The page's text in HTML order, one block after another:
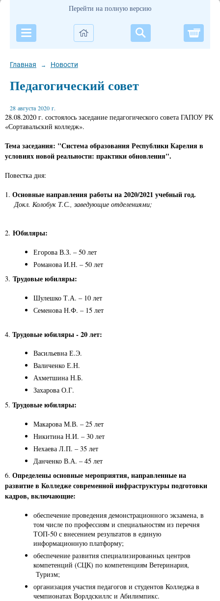
Перейти на полную версию
Главная → Новости
Педагогический совет
28 августа 2020 г.
28.08.2020 г. состоялось заседание педагогического совета ГАПОУ РК
«Сортавальский колледж».
Тема заседания: "Система образования Республики Карелия в
условиях новой реальности: практики обновления".
Повестка дня:
1. Основные направления работы на 2020/2021 учебный год.
Докл. Колобук Т.С., заведующие отделениями;
2. Юбиляры:
Егорова В.З. – 50 лет
Романова И.Н. – 50 лет
3. Трудовые юбиляры:
Шулешко Т.А. – 10 лет
Семенова Н.Ф. – 15 лет
4. Трудовые юбиляры - 20 лет:
Васильевна Е.Э.
Валиченко Е.Н.
Ахметшина Н.Б.
Захарова О.Г.
5. Трудовые юбиляры:
Макарова М.В. – 25 лет
Никитина Н.И. – 30 лет
Нехаева Л.П. – 35 лет
Данченко В.А. – 45 лет
6. Определены основные мероприятия, направленные на
развитие в Колледже современной инфраструктуры подготовки
кадров, включающие:
обеспечение проведения демонстрационного экзамена, в
том числе по профессиям и специальностям из перечня
ТОП-50 с внесением результатов в единую
информационную платформу;
обеспечение развития специализированных центров
компетенций (СЦК) по компетенциям Ветеринария,
Туризм;
организация участия педагогов и студентов Колледжа в
чемпионатах Ворлдскиллс и Абилимпикс.